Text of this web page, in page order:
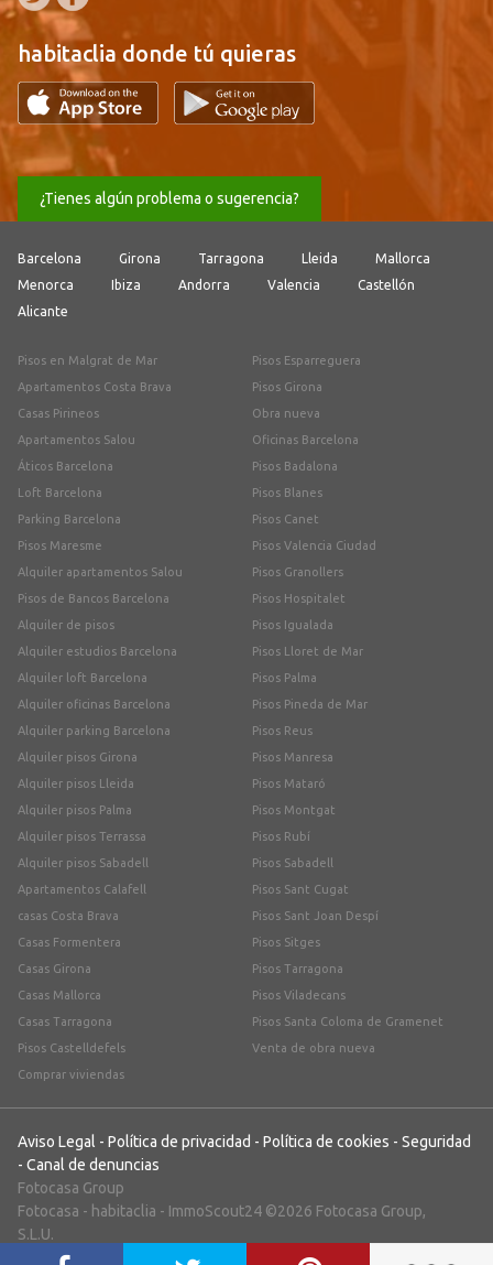
habitaclia donde tú quieras
¿Tienes algún problema o sugerencia?
Barcelona Girona Tarragona Lleida
Mallorca
Menorca
Ibiza Andorra Valencia
Castellón
Alicante
Pisos en Malgrat de Mar
Apartamentos Costa Brava
Casas Pirineos
Apartamentos Salou
Áticos Barcelona
Loft Barcelona
Parking Barcelona
Pisos Maresme
Alquiler apartamentos Salou
Pisos de Bancos Barcelona
Alquiler de pisos
Alquiler estudios Barcelona
Alquiler loft Barcelona
Alquiler oficinas Barcelona
Alquiler parking Barcelona
Alquiler pisos Girona
Alquiler pisos Lleida
Alquiler pisos Palma
Alquiler pisos Terrassa
Alquiler pisos Sabadell
Apartamentos Calafell
casas Costa Brava
Casas Formentera
Casas Girona
Casas Mallorca
Casas Tarragona
Pisos Castelldefels
Comprar viviendas
Pisos Esparreguera
Pisos Girona
Obra nueva
Oficinas Barcelona
Pisos Badalona
Pisos Blanes
Pisos Canet
Pisos Valencia Ciudad
Pisos Granollers
Pisos Hospitalet
Pisos Igualada
Pisos Lloret de Mar
Pisos Palma
Pisos Pineda de Mar
Pisos Reus
Pisos Manresa
Pisos Mataró
Pisos Montgat
Pisos Rubí
Pisos Sabadell
Pisos Sant Cugat
Pisos Sant Joan Despí
Pisos Sitges
Pisos Tarragona
Pisos Viladecans
Pisos Santa Coloma de Gramenet
Venta de obra nueva
Aviso Legal - Política de privacidad - Política de cookies - Seguridad
- Canal de denuncias
Fotocasa Group
Fotocasa - habitaclia - ImmoScout24 ©2026 Fotocasa Group,
S.L.U.